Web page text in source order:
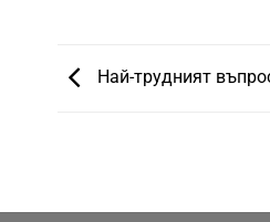
Най-трудният